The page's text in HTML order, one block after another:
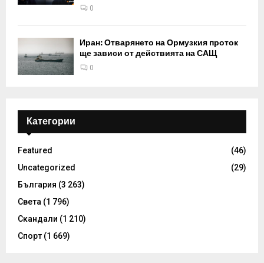
0
Иран: Отварянето на Ормузкия проток
ще зависи от действията на САЩ
0
Категории
Featured
(46)
Uncategorized
(29)
България (3 263)
Света (1 796)
Скандали (1 210)
Спорт (1 669)